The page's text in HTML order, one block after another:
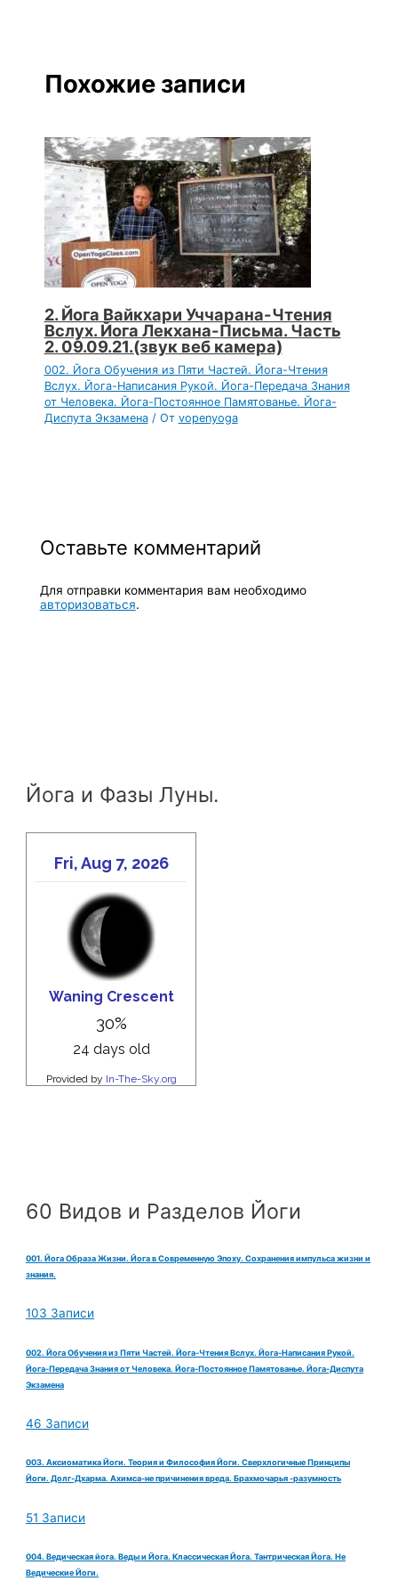
Похожие записи
2. Йога Вайкхари Уччарана-Чтения
Вслух. Йога Лекхана-Письма. Часть
2. 09.09.21.(звук веб камера)
002. Йога Обучения из Пяти Частей. Йога-Чтения
Вслух. Йога-Написания Рукой. Йога-Передача Знания
от Человека. Йога-Постоянное Памятованье. Йога-
Диспута Экзамена/ От vopenyoga
Оставьте комментарий
Для отправки комментария вам необходимо
авторизоваться.
Йога и Фазы Луны.
60 Видов и Разделов Йоги
001. Йога Образа Жизни. Йога в Современную Эпоху. Сохранения импульса жизни и
знания.
103 Записи
002. Йога Обучения из Пяти Частей. Йога-Чтения Вслух. Йога-Написания Рукой.
Йога-Передача Знания от Человека. Йога-Постоянное Памятованье. Йога-Диспута
Экзамена
46 Записи
003. Аксиоматика Йоги. Теория и Философия Йоги. Сверхлогичные Принципы
Йоги. Долг-Дхарма. Ахимса-не причинения вреда. Брахмочарья -разумность
51 Записи
004. Ведическая йога. Веды и Йога. Классическая Йога. Тантрическая Йога. Не
Ведические Йоги.